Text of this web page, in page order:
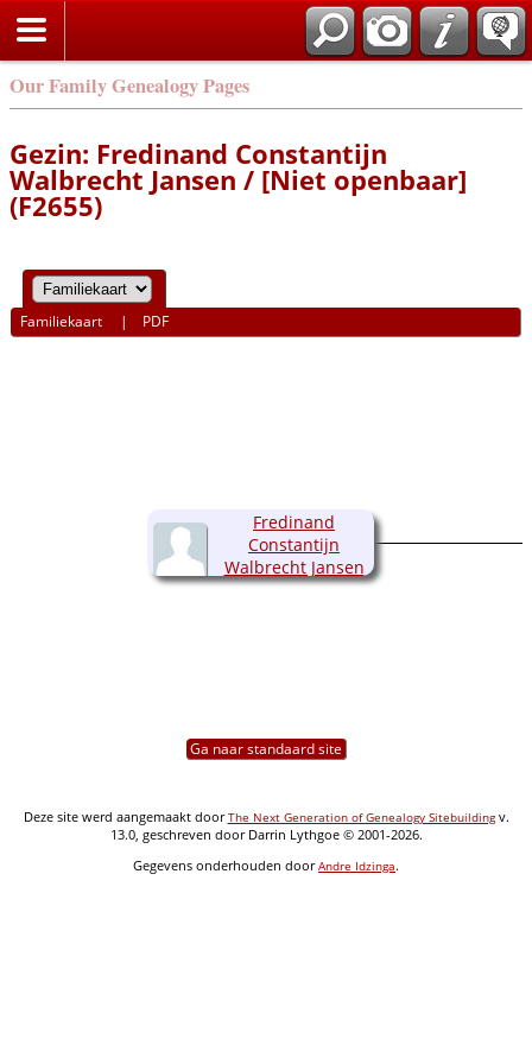
Our Family Genealogy Pages
Gezin: Fredinand Constantijn
Walbrecht Jansen / [Niet openbaar]
(F2655)
Familiekaart | PDF
Fredinand
Constantijn
Walbrecht Jansen
(1941-2022)
Ga naar standaard site
Deze site werd aangemaakt doorThe Next Generation of Genealogy Sitebuildingv.
13.0, geschreven door Darrin Lythgoe © 2001-2026.
Gegevens onderhouden doorAndre Idzinga.